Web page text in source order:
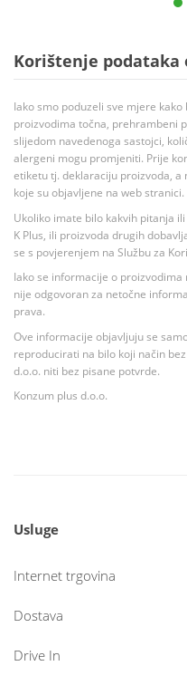
Korištenje podataka
Iako smo poduzeli sve mjere
proizvodima točna, prehrambeni
slijedom navedenoga sastojci,
alergeni mogu promjeniti. Prije
etiketu tj. deklaraciju proizvoda,
koje su objavljene na web stranici.
Ukoliko imate bilo kakvih pitanja
K Plus, ili proizvoda drugih
se s povjerenjem na Službu za
Iako se informacije o
nije odgovoran za netočne
prava.
Ove informacije objavljuju se
reproducirati na bilo koji način
d.o.o. niti bez pisane potvrde.
Konzum plus d.o.o.
Usluge
Internet trgovina
Dostava
Drive In